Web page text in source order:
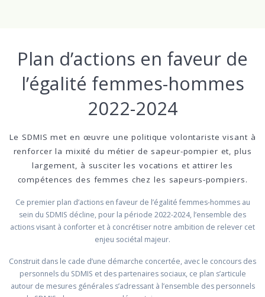
Plan d’actions en faveur de
l’égalité femmes-hommes
2022-2024
Le SDMIS met en œuvre une politique volontariste visant à
renforcer la mixité du métier de sapeur-pompier et, plus
largement, à susciter les vocations et attirer les
compétences des femmes chez les sapeurs-pompiers.
Ce premier plan d’actions en faveur de l’égalité femmes-hommes au
sein du SDMIS décline, pour la période 2022-2024, l’ensemble des
actions visant à conforter et à concrétiser notre ambition de relever cet
enjeu sociétal majeur.
Construit dans le cade d’une démarche concertée, avec le concours des
personnels du SDMIS et des partenaires sociaux, ce plan s’articule
autour de mesures générales s’adressant à l’ensemble des personnels